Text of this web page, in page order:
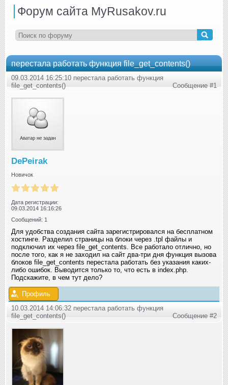
Форум сайта MyRusakov.ru
перестала работать функция file_get_contents()
09.03.2014 16:25:10 перестала работать функция
file_get_contents()
Сообщение #1
DePeirak
Новичок
Дата регистрации:
09.03.2014 16:16:26
Сообщений: 1
Для удобства создания сайта зарегистрировался на бесплатном
хостинге. Разделил страницы на блоки через .tpl файлы и
подключил их через file_get_contents. Все работало отлично, но
после того, как я не заходил на сайт два-три дня функция вызова
блоков file_get_contents перестала работать без указания каких-
либо ошибок. Выводится только то, что есть в index.php.
Подскажите, в чем тут дело?
Профиль
10.03.2014 14:06:32 перестала работать функция
file_get_contents()
Сообщение #2